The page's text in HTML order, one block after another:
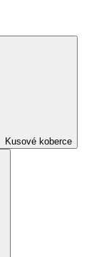
Kusové koberce